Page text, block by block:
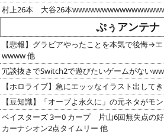
村上26本 大谷26本
ぷぅアンテナ
【悲報】グラビアやったことを本気で後悔→
wwww 他
冗談抜きでSwitch2で遊びたいゲームがない
【ホロライブ】急にエッッなイラスト出して
【豆知識】「オーブよ永久に」の元ネタがモ
ベイスターズ 3ー0 カープ 片山6回無失点の
カーナシオン2点タイムリー 他